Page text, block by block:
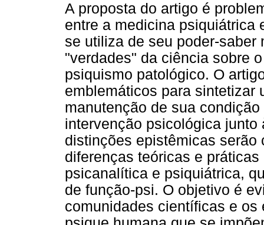
A proposta do artigo é
entre a medicina psiquiátrica
se utiliza de seu poder-saber
"verdades" da ciência sobre
psiquismo patológico. O
emblemáticos para sintetizar
manutenção de sua
intervenção psicológica
distinções epistêmicas
diferenças teóricas e
psicanalítica e psiquiátrica,
de função-psi. O objetivo é
comunidades científicas e